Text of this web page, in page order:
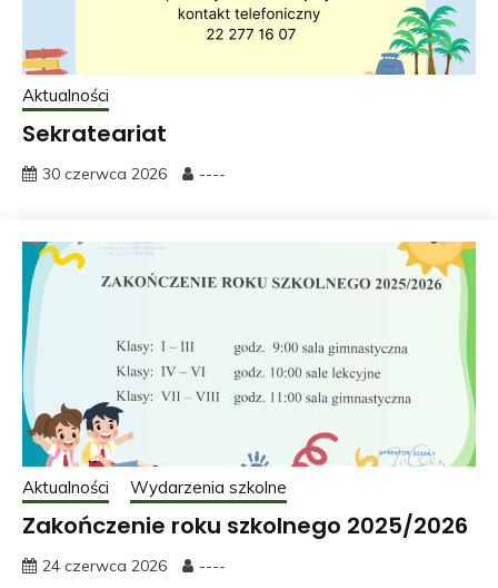
Aktualności
Sekrateariat
30 czerwca 2026 ----
Aktualności Wydarzenia szkolne
Zakończenie roku szkolnego 2025/2026
24 czerwca 2026 ----